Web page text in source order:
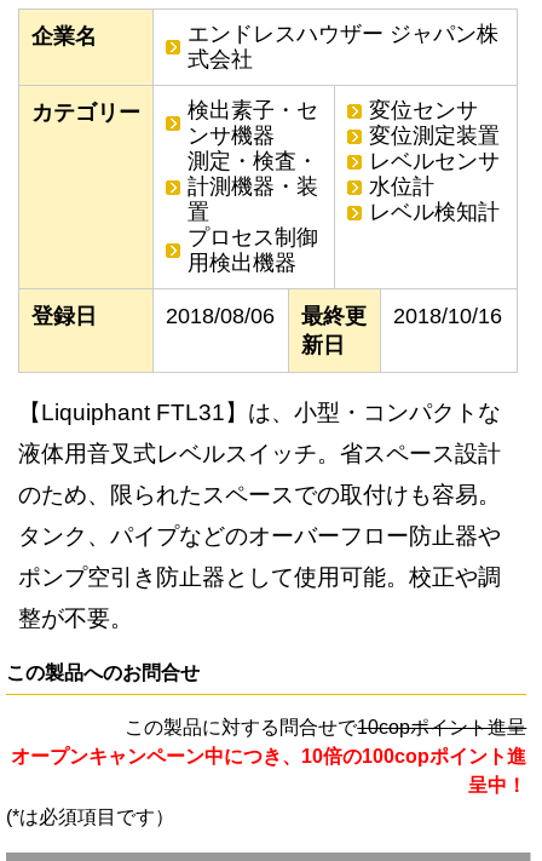
企業名
エンドレスハウザー ジャパン株
式会社
カテゴリー
検出素子・セ
ンサ機器
測定・検査・
計測機器・装
置
プロセス制御
用検出機器
変位センサ
変位測定装置
レベルセンサ
水位計
レベル検知計
登録日 2018/08/06
最終更
新日
2018/10/16
【Liquiphant FTL31】は、小型・コンパクトな
液体用音叉式レベルスイッチ。省スペース設計
のため、限られたスペースでの取付けも容易。
タンク、パイプなどのオーバーフロー防止器や
ポンプ空引き防止器として使用可能。校正や調
整が不要。
この製品へのお問合せ
この製品に対する問合せで10copポイント進呈
オープンキャンペーン中につき、10倍の100copポイント進
呈中！
(*は必須項目です）